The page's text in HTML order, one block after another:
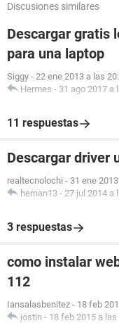
Discusiones similares
Descargar gratis
para una laptop
Siggy - 22 ene 2013 a las
Hermes - 31 ago 2017 a
11 respuestas
Descargar driver
realtecnolochi - 31 ene
hernan13 - 27 jul 2014 a
3 respuestas
como instalar
112
Iansalasbenitez - 18 feb
jostin - 18 feb 2015 a las